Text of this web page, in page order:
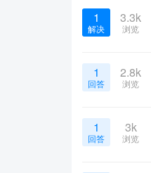
1
解决
3.3k
浏览
1
回答
2.8k
浏览
1
回答
3k
浏览